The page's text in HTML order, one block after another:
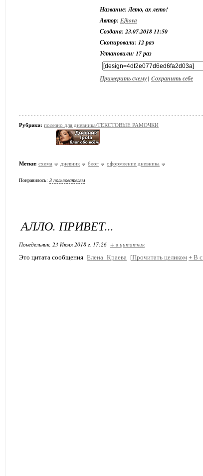
Название:Лето, ах лето!
Автор: Ejkova
Создана:23.07.2018 11:50
Скопировали: 12 раз
Установили: 17 раз
Примерить схему| Cохранить себе
Рубрики: полезно для дневника/ТЕКСТОВЫЕ РАМОЧКИ
Метки: схема дневник блог оформление дневника
Понравилось: 3 пользователям
АЛЛО. ПРИВЕТ...
Понедельник, 23 Июля 2018 г. 17:26 + в цитатник
Это цитата сообщения Елена_Краева [Прочитать целиком + В